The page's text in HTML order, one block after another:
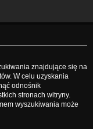
znajdujące się na
W celu uzyskania
odnośnik
stronach witryny.
wyszukiwania może